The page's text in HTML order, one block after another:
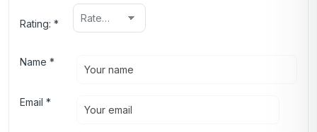
Rating: *
Name *
Email *